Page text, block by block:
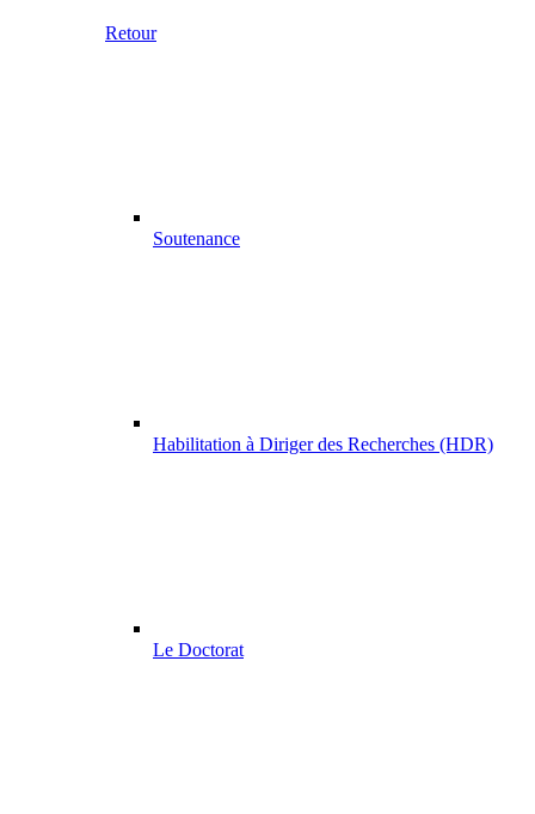
Retour
Soutenance
Habilitation à Diriger des Recherches (HDR)
Le Doctorat